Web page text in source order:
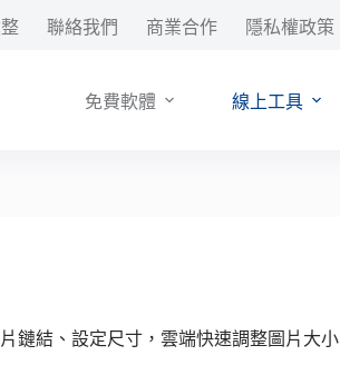
聯絡我們 商業合作 隱私權政策
免費軟體 線上工具
鏈結、設定尺寸，雲端快速調整圖片大小